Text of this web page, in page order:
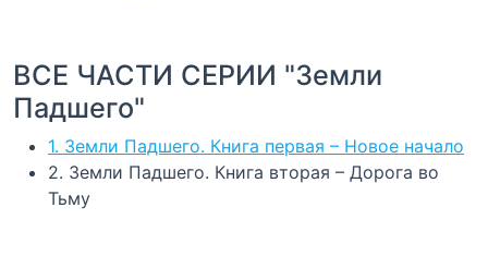
ВСЕ ЧАСТИ СЕРИИ "Земли
Падшего"
1. Земли Падшего. Книга первая – Новое начало
2. Земли Падшего. Книга вторая – Дорога во
Тьму